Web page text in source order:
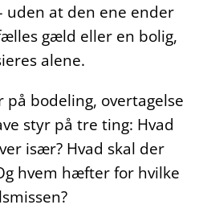
uden at den ene ender
gæld eller en bolig,
alene.
på bodeling, overtagelse
styr på tre ting: Hvad
især? Hvad skal der
hvem hæfter for hvilke